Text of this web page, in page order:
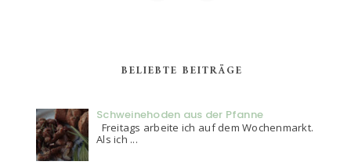
BELIEBTE BEITRÄGE
Schweinehoden aus der Pfanne
Freitags arbeite ich auf dem Wochenmarkt.
Als ich ...